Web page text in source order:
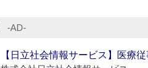
‐AD‐
【日立社会情報サービス】医療